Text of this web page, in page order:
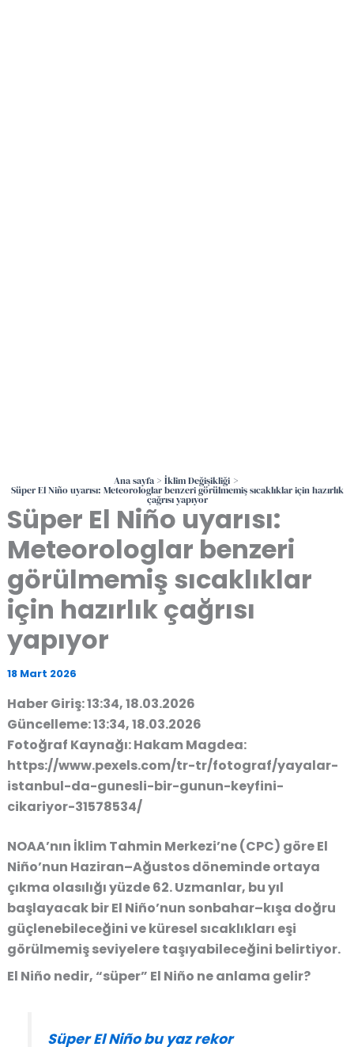
Ana sayfa İklim Değişikliği
Süper El Niño uyarısı: Meteorologlar benzeri görülmemiş sıcaklıklar için hazırlık
çağrısı yapıyor
Süper El Niño uyarısı:
Meteorologlar benzeri
görülmemiş sıcaklıklar
için hazırlık çağrısı
yapıyor
18 Mart 2026
Haber Giriş: 13:34, 18.03.2026
Güncelleme: 13:34, 18.03.2026
Fotoğraf Kaynağı: Hakam Magdea:
https://www.pexels.com/tr-tr/fotograf/yayalar-
istanbul-da-gunesli-bir-gunun-keyfini-
cikariyor-31578534/
NOAA’nın İklim Tahmin Merkezi’ne (CPC) göre El
Niño’nun Haziran–Ağustos döneminde ortaya
çıkma olasılığı yüzde 62. Uzmanlar, bu yıl
başlayacak bir El Niño’nun sonbahar–kışa doğru
güçlenebileceğini ve küresel sıcaklıkları eşi
görülmemiş seviyelere taşıyabileceğini belirtiyor.
El Niño nedir, “süper” El Niño ne anlama gelir?
Süper El Niño bu yaz rekor